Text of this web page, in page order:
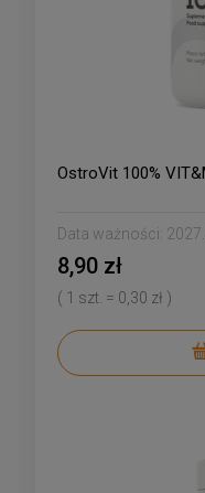
OstroVit 100%
Data ważności:
8,90 zł
( 1 szt. = 0,30 zł )